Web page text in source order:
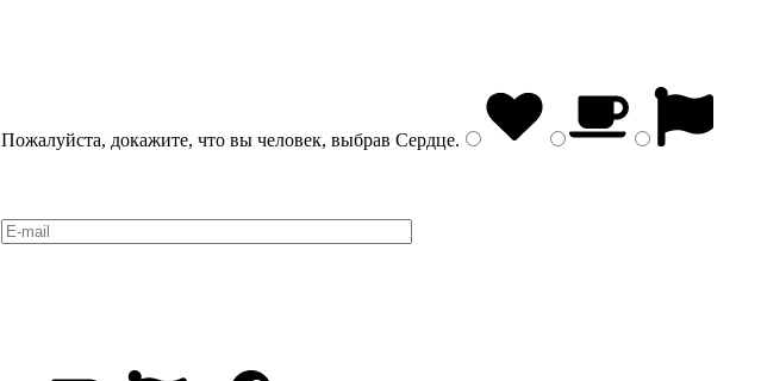
Пожалуйста, докажите, что вы человек, выбрав Сердце.